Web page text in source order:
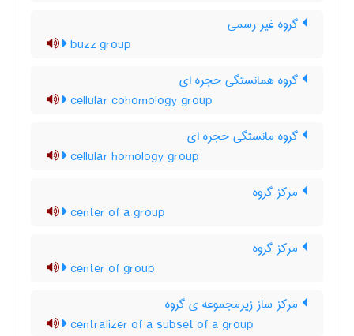
گروه غیر رسمی
buzz group
گروه همانستگی حجره ای
cellular cohomology group
گروه مانستگی حجره ای
cellular homology group
مرکز گروه
center of a group
مرکز گروه
center of group
مرکز ساز زیرمجموعه ی گروه
centralizer of a subset of a group